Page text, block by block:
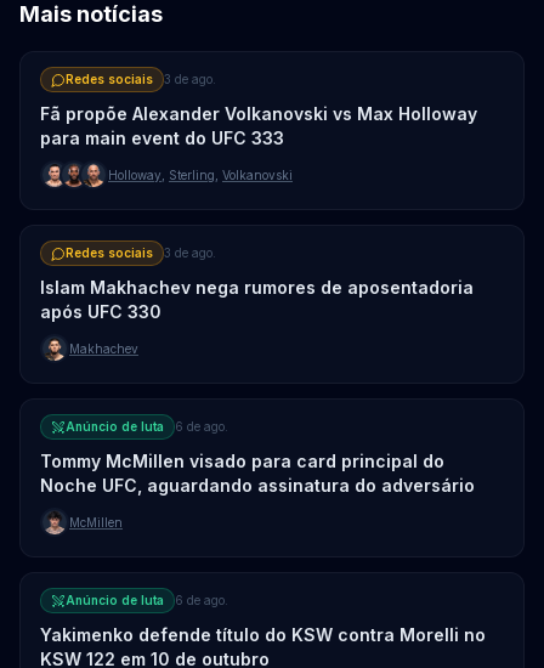
Mais notícias
Redes sociais 3 de ago.
Fã propõe Alexander Volkanovski vs Max Holloway
para main event do UFC 333
Holloway Sterling Volkanovski
Redes sociais 3 de ago.
Islam Makhachev nega rumores de aposentadoria
após UFC 330
Makhachev
Anúncio de luta 6 de ago.
Tommy McMillen visado para card principal do
Noche UFC, aguardando assinatura do adversário
McMillen
Anúncio de luta 6 de ago.
Yakimenko defende título do KSW contra Morelli no
KSW 122 em 10 de outubro